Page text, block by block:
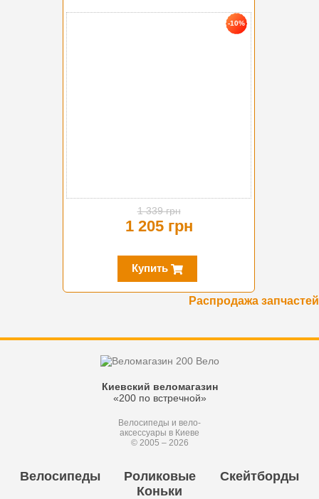
-10%
1 339 грн
1 205 грн
Купить
Распродажа запчастей
Киевский веломагазин
«200 по встречной»
Велосипеды и вело-
аксессуары в Киеве
© 2005 – 2026
Велосипеды
Роликовые
Коньки
Скейтборды